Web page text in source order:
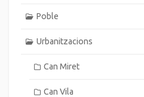
Poble
Urbanitzacions
Can Miret
Can Vila